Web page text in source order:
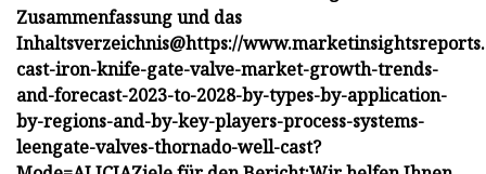
Zusammenfassung und das
Inhaltsverzeichnis@https://
cast-iron-knife-gate-valve-market-growth-trends-
and-forecast-2023-to-2028-by-types-by-application-
by-regions-and-by-key-players-process-systems-
leengate-valves-thornado-well-cast?